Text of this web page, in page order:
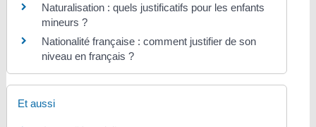
Naturalisation : quels justificatifs pour les enfants
mineurs ?
Nationalité française : comment justifier de son
niveau en français ?
Et aussi